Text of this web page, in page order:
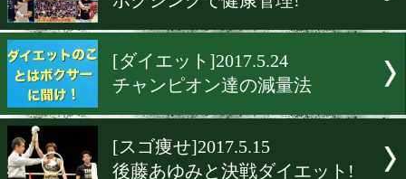
[ニュース]2019.5.3
スプレーヤーとコラボイベ
ボクシングで健康管理!